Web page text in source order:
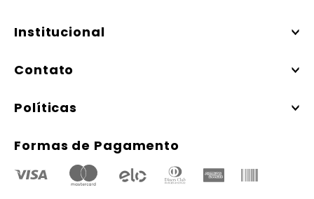
Institucional
Contato
Políticas
Formas de Pagamento